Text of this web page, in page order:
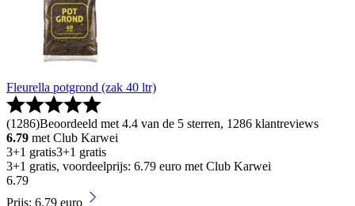
Fleurella potgrond (zak 40 ltr)
(1286)Beoordeeld met 4.4 van de 5 sterren, 1286 klantreviews
6.79 met Club Karwei
3+1 gratis3+1 gratis
3+1 gratis, voordeelprijs: 6.79 euro met Club Karwei
6.79
Prijs: 6.79 euro